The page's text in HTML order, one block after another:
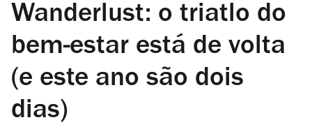
Wanderlust: o triatlo do
bem-estar está de volta
(e este ano são dois
dias)